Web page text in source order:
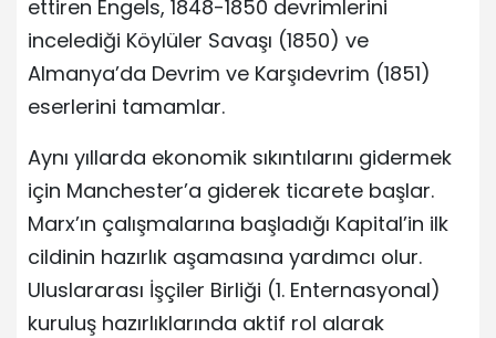
ettiren Engels, 1848-1850 devrimlerini
incelediği Köylüler Savaşı (1850) ve
Almanya’da Devrim ve Karşıdevrim (1851)
eserlerini tamamlar.
Aynı yıllarda ekonomik sıkıntılarını gidermek
için Manchester’a giderek ticarete başlar.
Marx’ın çalışmalarına başladığı Kapital’in ilk
cildinin hazırlık aşamasına yardımcı olur.
Uluslararası İşçiler Birliği (1. Enternasyonal)
kuruluş hazırlıklarında aktif rol alarak